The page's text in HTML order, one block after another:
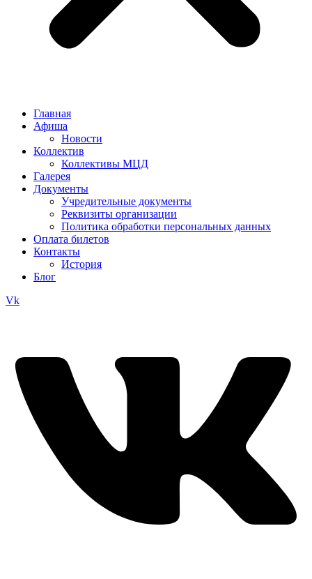
Главная
Афиша
Новости
Коллектив
Коллективы МЦД
Галерея
Документы
Учредительные документы
Реквизиты организации
Политика обработки персональных данных
Оплата билетов
Контакты
История
Блог
Vk